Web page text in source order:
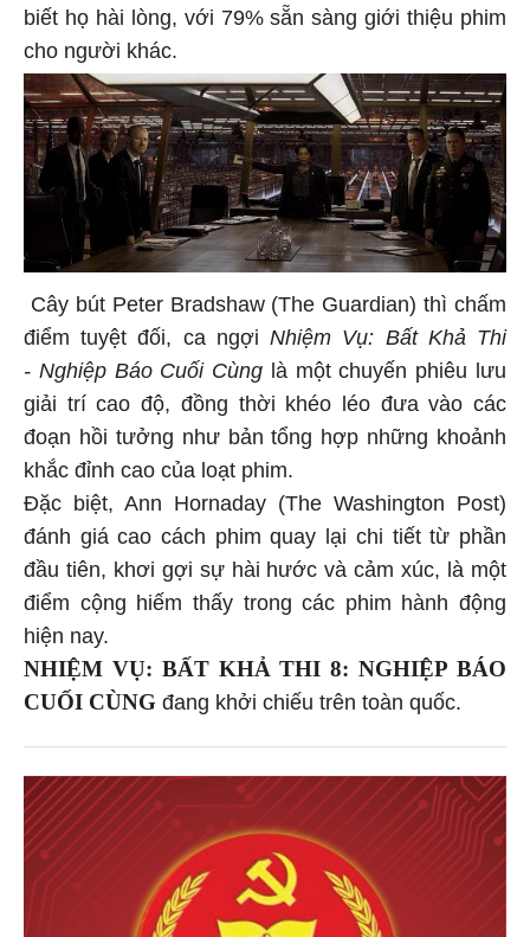
biết họ hài lòng, với 79% sẵn sàng giới thiệu phim
cho người khác.
Cây bút Peter Bradshaw (The Guardian) thì chấm
điểm tuyệt đối, ca ngợi Nhiệm Vụ: Bất Khả Thi
- Nghiệp Báo Cuối Cùng là một chuyến phiêu lưu
giải trí cao độ, đồng thời khéo léo đưa vào các
đoạn hồi tưởng như bản tổng hợp những khoảnh
khắc đỉnh cao của loạt phim.
Đặc biệt, Ann Hornaday (The Washington Post)
đánh giá cao cách phim quay lại chi tiết từ phần
đầu tiên, khơi gợi sự hài hước và cảm xúc, là một
điểm cộng hiếm thấy trong các phim hành động
hiện nay.
NHIỆM VỤ: BẤT KHẢ THI 8: NGHIỆP BÁO
CUỐI CÙNG đang khởi chiếu trên toàn quốc.